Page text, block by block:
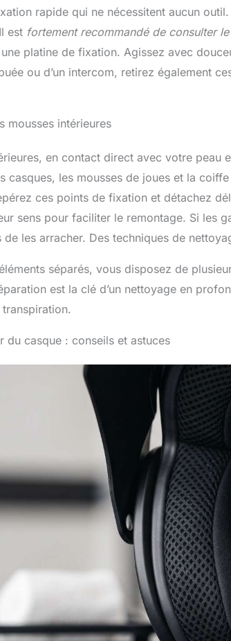
idéale pour l’entretien
quotidien de la maison
Utilisation à sec pour
dépoussiérer et faire
briller, ou humide pour
ménagers HYGIÈNE
structure microfibre retire
bactéries après passage,
environnement plus sain
pour toute la famille
DURABILITÉ LONGUE
DURÉE – Des lavettes
machine à 40 °C, au
format 30 x 30 cm et
disponibles en 4 couleurs
pratiques pour organiser
le nettoyage par pièce
idéale pour
quotidien de
Utilisation à
briller, ou
structure
jusqu’à
bactéries
pour toute
DURABILITÉ
DURÉE –
machine à
format 30 x
disponibles
rapide qui ne nécessitent aucun
est fortement recommandé de consulter le
platine de fixation. Agissez avec
ou d’un intercom, retirez également
mousses intérieures
en contact direct avec votre
casques, les mousses de joues et la
ces points de fixation et détachez
sens pour faciliter le remontage. Si les
de les arracher. Des techniques de
séparés, vous disposez de
est la clé d’un nettoyage en
du casque : conseils et astuces